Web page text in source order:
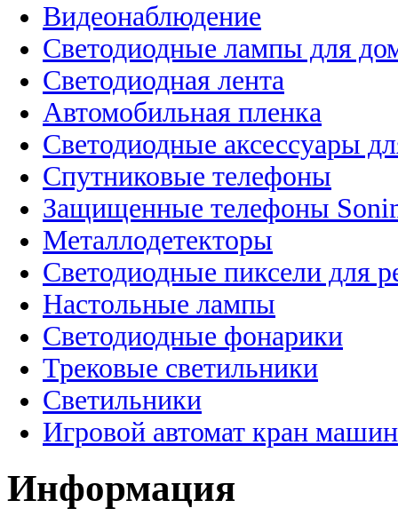
Видеонаблюдение
Светодиодные лампы для
Светодиодная лента
Автомобильная пленка
Светодиодные аксессуары
Спутниковые телефоны
Защищенные телефоны
Металлодетекторы
Светодиодные пиксели для
Настольные лампы
Светодиодные фонарики
Трековые светильники
Светильники
Игровой автомат кран
Информация